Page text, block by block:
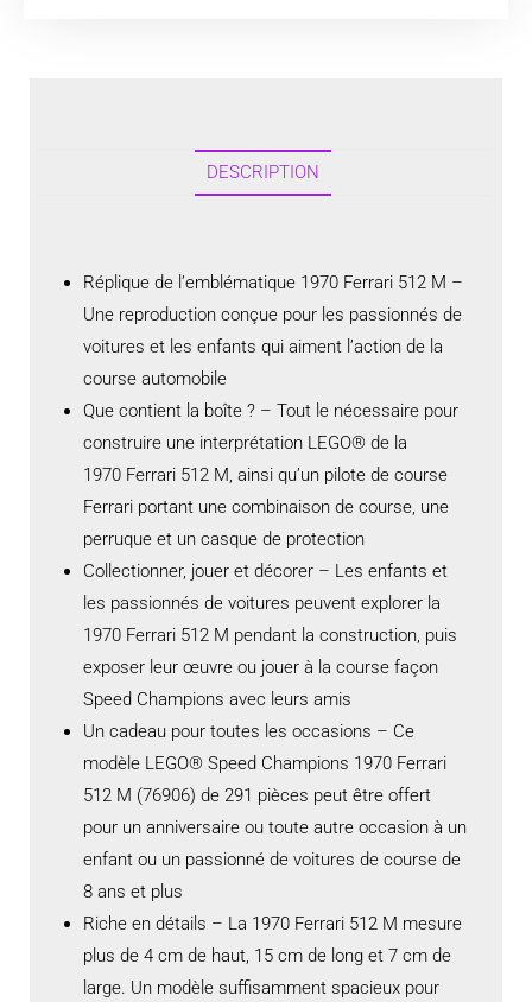
DESCRIPTION
Réplique de l’emblématique 1970 Ferrari 512 M –
Une reproduction conçue pour les passionnés de
voitures et les enfants qui aiment l’action de la
course automobile
Que contient la boîte ? – Tout le nécessaire pour
construire une interprétation LEGO® de la
1970 Ferrari 512 M, ainsi qu’un pilote de course
Ferrari portant une combinaison de course, une
perruque et un casque de protection
Collectionner, jouer et décorer – Les enfants et
les passionnés de voitures peuvent explorer la
1970 Ferrari 512 M pendant la construction, puis
exposer leur œuvre ou jouer à la course façon
Speed Champions avec leurs amis
Un cadeau pour toutes les occasions – Ce
modèle LEGO® Speed Champions 1970 Ferrari
512 M (76906) de 291 pièces peut être offert
pour un anniversaire ou toute autre occasion à un
enfant ou un passionné de voitures de course de
8 ans et plus
Riche en détails – La 1970 Ferrari 512 M mesure
plus de 4 cm de haut, 15 cm de long et 7 cm de
large. Un modèle suffisamment spacieux pour